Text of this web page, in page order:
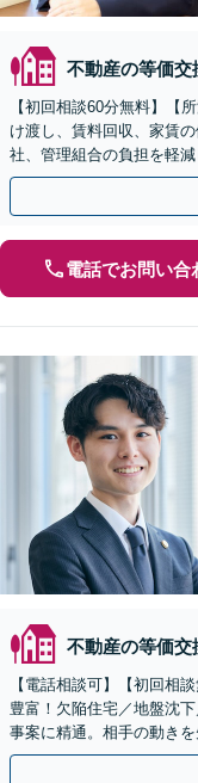
不動産の等価交
【初回相談60分無料】【
け渡し、賃料回収、家賃
社、管理組合の負担を軽
トップでサポート【当日
電話でお問い合
不動産の等価交
【電話相談可】【初回相
豊富！欠陥住宅／地盤沈
事案に精通。相手の動き
産会社の顧問契約もお任